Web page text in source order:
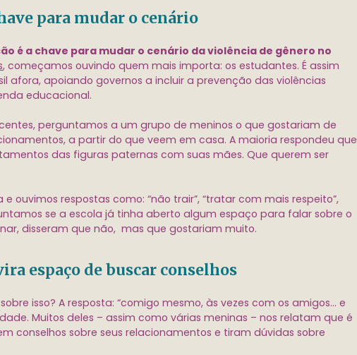
para mudar o cenário
é a chave para mudar o cenário da violência de gênero no
, começamos ouvindo quem mais importa: os estudantes. É assim
afora, apoiando governos a incluir a prevenção das violências
educacional.
perguntamos a um grupo de meninos o que gostariam de
a partir do que veem em casa. A maioria respondeu que
das figuras paternas com suas mães. Que querem ser
ouvimos respostas como: “não trair”, “tratar com mais respeito”,
se a escola já tinha aberto algum espaço para falar sobre o
disseram que não, mas que gostariam muito.
espaço de buscar conselhos
isso? A resposta: “comigo mesmo, às vezes com os amigos… e
Muitos deles – assim como várias meninas – nos relatam que é
conselhos sobre seus relacionamentos e tiram dúvidas sobre